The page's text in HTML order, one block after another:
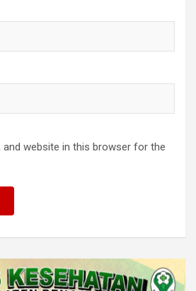
and website in this browser for the